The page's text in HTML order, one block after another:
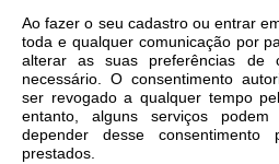
Ao fazer o seu cadastro ou entrar
toda e qualquer comunicação por
alterar as suas preferências de
necessário. O consentimento
ser revogado a qualquer tempo
entanto, alguns serviços
depender desse consentimento
prestados.